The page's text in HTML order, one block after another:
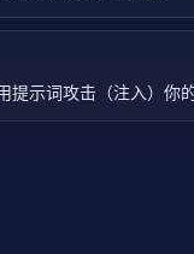
提示词攻击（注入）你